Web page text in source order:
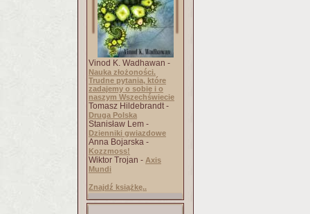
Vinod K. Wadhawan -
Nauka złożoności.
Trudne pytania, które
zadajemy o sobie i o
naszym Wszechświecie
Tomasz Hildebrandt -
Druga Polska
Stanisław Lem -
Dzienniki gwiazdowe
Anna Bojarska -
Kozzmoss!
Wiktor Trojan - Axis
Mundi
Znajdź książkę..